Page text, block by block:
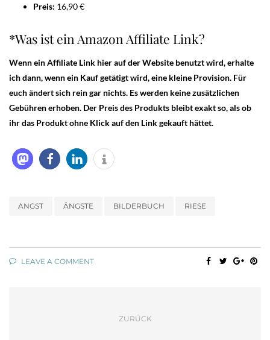
Preis: 16,90 €
*Was ist ein Amazon Affiliate Link?
Wenn ein Affiliate Link hier auf der Website benutzt wird, erhalte
ich dann, wenn ein Kauf getätigt wird, eine kleine Provision. Für
euch ändert sich rein gar nichts. Es werden keine zusätzlichen
Gebühren erhoben. Der Preis des Produkts bleibt exakt so, als ob
ihr das Produkt ohne Klick auf den Link gekauft hättet.
ANGST ÄNGSTE BILDERBUCH RIESE
LEAVE A COMMENT
ZURÜCK